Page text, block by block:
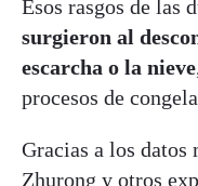
Esos rasgos de las
surgieron al
escarcha o la nieve
procesos de
Gracias a los
Zhurong y otros